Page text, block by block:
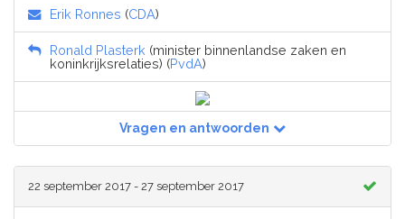
Erik Ronnes (CDA)
Ronald Plasterk (minister binnenlandse zaken en
koninkrijksrelaties) (PvdA)
Vragen en antwoorden
22 september 2017 - 27 september 2017